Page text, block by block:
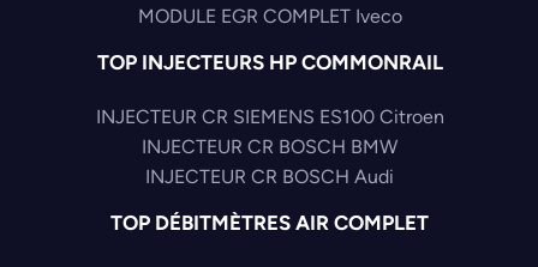
MODULE EGR COMPLET Iveco
TOP INJECTEURS HP COMMONRAIL
INJECTEUR CR SIEMENS ES100 Citroen
INJECTEUR CR BOSCH BMW
INJECTEUR CR BOSCH Audi
TOP DÉBITMÈTRES AIR COMPLET